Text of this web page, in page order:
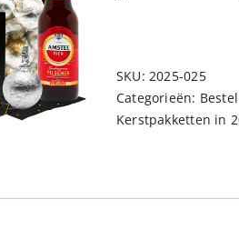
SKU:2025-025
Categorieën:
Kerstpakketten in